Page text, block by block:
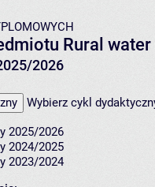
Rural
2026
Wybierz cykl
2025/2026
2024/2025
2023/2024